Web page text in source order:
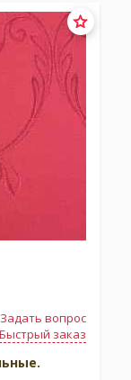
Задать вопрос
Быстрый заказ